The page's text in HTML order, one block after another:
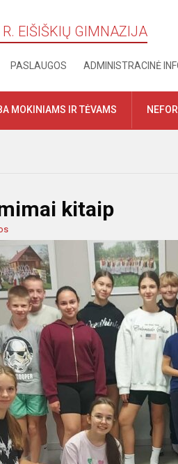
EIŠIŠKIŲ GIMNAZIJA
PASLAUGOS ADMINISTRACINĖ
MOKINIAMS IR TĖVAMS
kitaip